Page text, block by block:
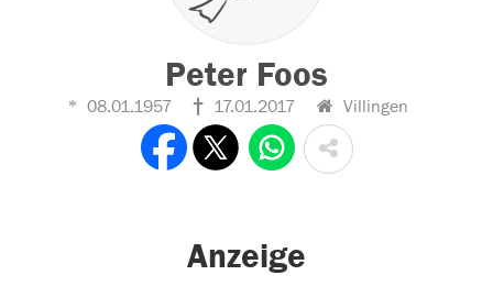
Peter Foos
08.01.1957 17.01.2017 Villingen
Anzeige